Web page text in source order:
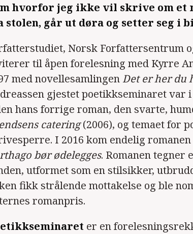
hvorfor jeg ikke vil skrive om et
stolen, går ut døra og setter seg i
Norsk Forfattersentrum
til åpen forelesning med Kyrre
med novellesamlingen Det er her du
gjestet poetikkseminaret var i
hans forrige roman, den svarte,
catering(2006), og temaet for
I 2016 kom endelig romanen
bør ødelegges. Romanen tegner
utformet som en stilsikker,
fikk strålende mottakelse og ble
romanpris.
er en